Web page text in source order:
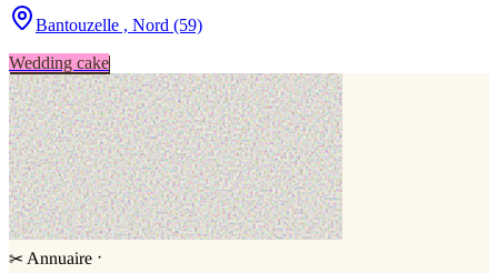
Bantouzelle , Nord (59)
Wedding cake
✂ Annuaire ·